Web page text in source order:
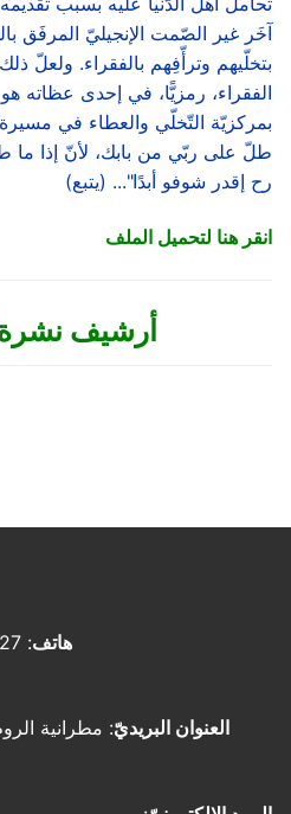
آخَر غير الصّمت الإنجيليّ المرفَق
بتخلّيهم وترأّفِهم بالفقراء. ولعلّ
الفقراء، رمزيًّا، في إحدى عظاته
بمركزيّة التّخلّي والعطاء في
طلّ على ربّي من بابك، لأنّ إذا
رح إقدر شوفو أبدًا"... (يتبع)
انقر هنا لتحميل الملف
أرشيف
هاتف: 820527 – 806882 8 00961
العنوان البريديّ: مطرانية